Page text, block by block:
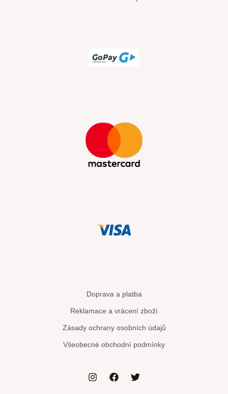
Doprava a platba
Reklamace a vrácení zboží
Zásady ochrany osobních údajů
Všeobecné obchodní podmínky